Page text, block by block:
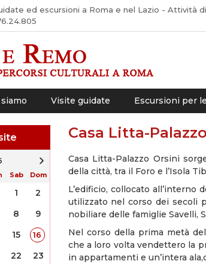
ed escursioni a Roma e nel Lazio - Attività
Visite guidate Escursioni per
Sab Dom
1
2
8
9
15 16
22
23
Casa Litta-
Casa Litta-Palazzo Orsini
della città, tra il Foro e l’Isola
L’edificio, collocato
utilizzato nel corso dei secoli
nobiliare delle famiglie Savelli,
Nel corso della prima metà
che a loro volta vendettero la
in appartamenti e un’intera